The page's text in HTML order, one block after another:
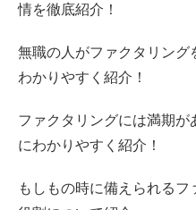
情を徹底紹介！
無職の人がファクタリング
わかりやすく紹介！
ファクタリングには満期が
にわかりやすく紹介！
もしもの時に備えられる